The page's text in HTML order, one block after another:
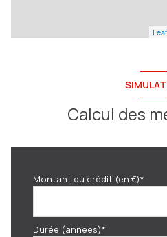
Calcul des
Montant du crédit (en €)*
Durée (années)*